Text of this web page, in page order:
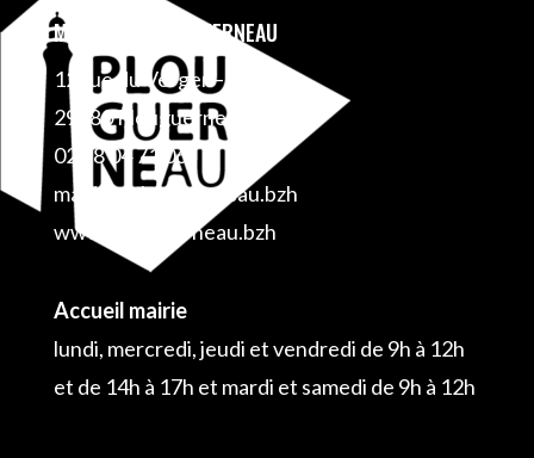
MAIRIE DE PLOUGUERNEAU
12 rue du Verger – BP 1
29880 Plouguerneau
02 98 04 71 06
mairie@plouguerneau.bzh
www.plouguerneau.bzh
Accueil mairie
lundi, mercredi, jeudi et vendredi de 9h à 12h
et de 14h à 17h et mardi et samedi de 9h à 12h